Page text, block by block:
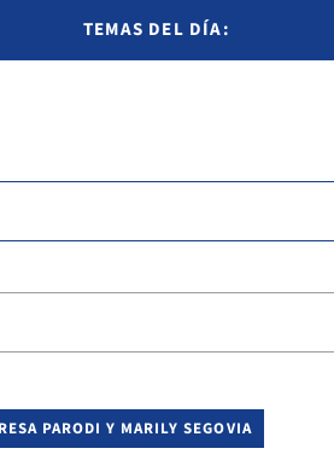
TEMAS DEL DÍA:
PARODI Y MARILY SEGOVIA